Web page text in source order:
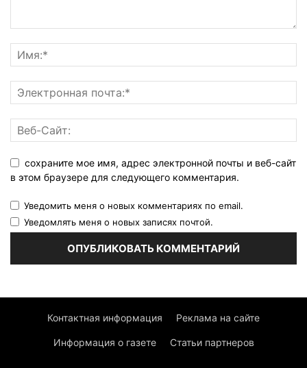
сохраните мое имя, адрес электронной почты и веб-сайт
в этом браузере для следующего комментария.
Уведомить меня о новых комментариях по email.
Уведомлять меня о новых записях почтой.
Контактная информация Реклама на сайте
Информация о газете Статьи партнеров